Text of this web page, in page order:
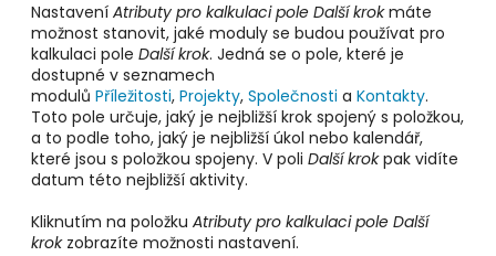
Nastavení Atributy pro kalkulaci pole Další krokmáte
možnost stanovit, jaké moduly se budou používat pro
kalkulaci pole Další krok. Jedná se o pole, které je
dostupné v seznamech
modulů Příležitosti, Projekty, Společnosti a Kontakty.
Toto pole určuje, jaký je nejbližší krok spojený s položkou,
a to podle toho, jaký je nejbližší úkol nebo kalendář,
které jsou s položkou spojeny. V poli Další krokpak vidíte
datum této nejbližší aktivity.
Kliknutím na položku Atributy pro kalkulaci pole Další
krokzobrazíte možnosti nastavení.